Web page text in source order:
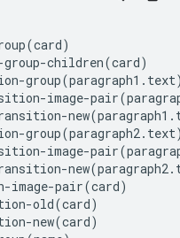
children(card)
image-
image-
image-pair(card)
old(card)
new(card)